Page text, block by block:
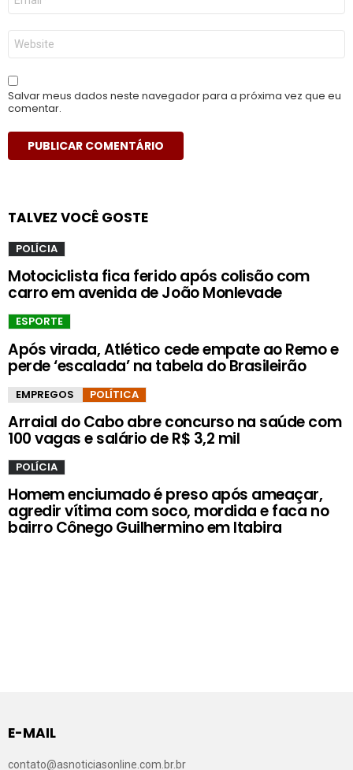
mail
*
Site
Salvar meus dados neste navegador para a próxima vez que eu
comentar.
TALVEZ VOCÊ GOSTE
POLÍCIA
Motociclista fica ferido após colisão com
carro em avenida de João Monlevade
ESPORTE
Após virada, Atlético cede empate ao Remo e
perde ‘escalada’ na tabela do Brasileirão
EMPREGOS POLÍTICA
Arraial do Cabo abre concurso na saúde com
100 vagas e salário de R$ 3,2 mil
POLÍCIA
Homem enciumado é preso após ameaçar,
agredir vítima com soco, mordida e faca no
bairro Cônego Guilhermino em Itabira
E-MAIL
contato@asnoticiasonline.com.br.br